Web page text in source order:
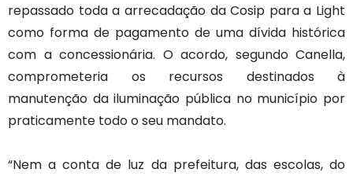
repassado toda a arrecadação da Cosip para a Light
como forma de pagamento de uma dívida histórica
com a concessionária. O acordo, segundo Canella,
comprometeria os recursos destinados à
manutenção da iluminação pública no município por
praticamente todo o seu mandato.
“Nem a conta de luz da prefeitura, das escolas, do